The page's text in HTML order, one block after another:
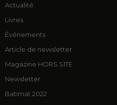
Actualité
Livres
Événements
Article de newsletter
Magazine HORS SITE
Newsletter
Batimat 2022